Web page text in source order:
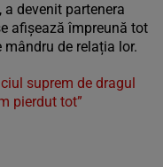
devenit partenera
afișează împreună tot
mândru de relația lor.
suprem de dragul
pierdut tot”